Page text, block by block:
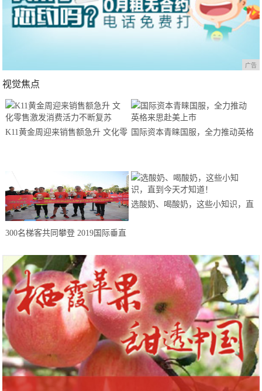
广告
视觉焦点
K11黄金周迎来销售额急升 文化零
国际资本青睐国服，全力推动英格
300名梯客共同攀登 2019国际垂直
站欢乐开跑
选酸奶、喝酸奶，这些小知识，直